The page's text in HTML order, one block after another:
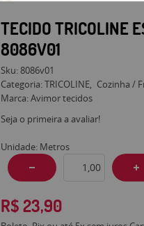
TECIDO TRICOLINE
8086V01
Sku:8086v01
Categoria:TRICOLINE Cozinha /
Marca:Avimor tecidos
Seja o primeira a avaliar!
Unidade: Metros
R$ 23,90